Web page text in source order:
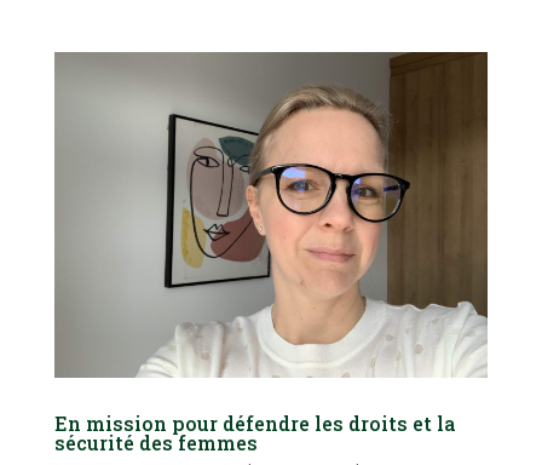
En mission pour défendre les droits et la
sécurité des femmes